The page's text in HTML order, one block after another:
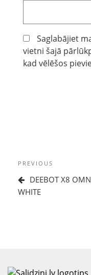
Saglabājiet
vietni šajā
kad vēlēšos
Ziņu
izvēlne
Previous
Post
PREVIOUS
DEEBOT X8
WHITE